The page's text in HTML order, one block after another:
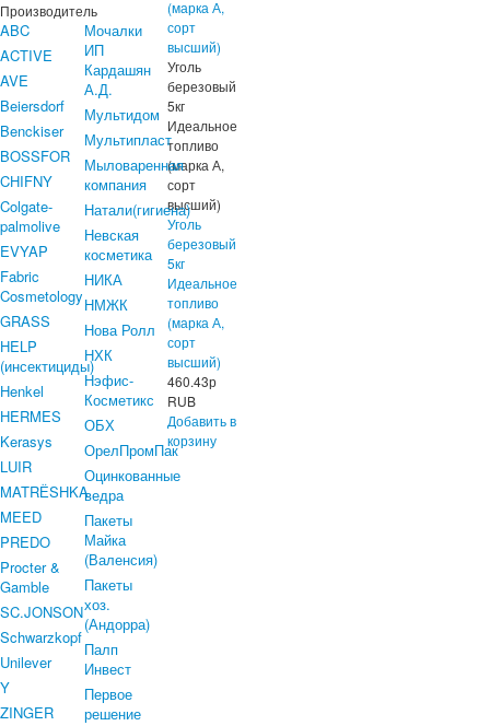
Производитель
ABC
ACTIVE
AVE
Beiersdorf
Benckiser
BOSSFOR
CHIFNY
Colgate-
palmolive
EVYAP
Fabric
Cosmetology
GRASS
HELP
(инсектициды)
Henkel
HERMES
Kerasys
LUIR
MATRЁSHKA
MEED
PREDO
Procter &
Gamble
SC.JONSON
Schwarzkopf
Unilever
Y
ZINGER
Мочалки
ИП
Кардашян
А.Д.
Мультидом
Мультипласт
Мыловаренная
компания
Натали(гигиена)
Невская
косметика
НИКА
НМЖК
Нова Ролл
НХК
Нэфис-
Косметикс
ОБХ
ОрелПромПак
Оцинкованные
ведра
Пакеты
Майка
(Валенсия)
Пакеты
хоз.
(Андорра)
Палп
Инвест
Первое
решение
Уголь
березовый
5кг
Идеальное
топливо
(марка А,
сорт
высший)
Уголь
березовый
5кг
Идеальное
топливо
(марка А,
сорт
высший)
460.43р
RUB
Добавить в
корзину